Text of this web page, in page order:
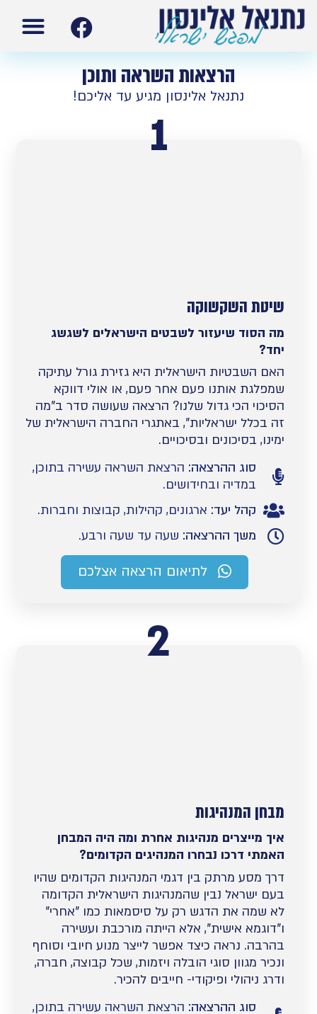
הרצאות השראה ותוכן
נתנאל אלינסון מגיע עד אליכם!
1
שיטת השקשוקה
מה הסוד שיעזור לשבטים הישראלים לשגשג
יחד?
האם השבטיות הישראלית היא גזירת גורל עתיקה
שמפלגת אותנו פעם אחר פעם, או אולי דווקא
הסיכוי הכי גדול שלנו? הרצאה שעושה סדר ב"מה
זה בכלל ישראליות", באתגרי החברה הישראלית של
ימינו, בסיכונים ובסיכויים.
סוג ההרצאה: הרצאת השראה עשירה בתוכן,
במדיה ובחידושים.
קהל יעד: ארגונים, קהילות, קבוצות וחברות.
משך ההרצאה: שעה עד שעה ורבע.
לתיאום הרצאה אצלכם
2
מבחן המנהיגות
איך מייצרים מנהיגות אחרת ומה היה המבחן
האמתי דרכו נבחרו המנהיגים הקדומים?
דרך מסע מרתק בין דגמי המנהיגות הקדומים שהיו
בעם ישראל נבין שהמנהיגות הישראלית הקדומה
לא שמה את הדגש רק על סיסמאות כמו "אחרי"
ו"דוגמא אישית", אלא הייתה מורכבת ועשירה
בהרבה. נראה כיצד אפשר לייצר מנוע חיובי וסוחף
ונכיר מגוון סוגי הובלה ויזמות, שכל קבוצה, חברה,
ודרג ניהולי ופיקודי- חייבים להכיר.
סוג ההרצאה: הרצאת השראה עשירה בתוכן,